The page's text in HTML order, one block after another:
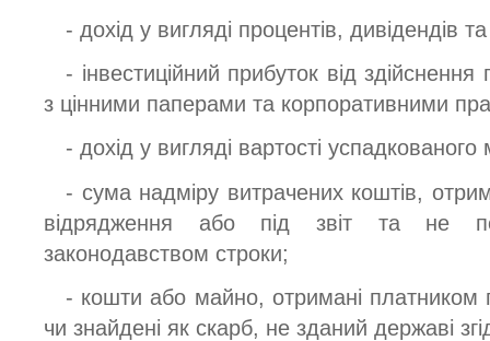
- дохід у вигляді процентів, дивідендів
- інвестиційний прибуток від
з цінними паперами та корпоративними
- дохід у вигляді вартості
- сума надміру витрачених коштів,
відрядження або під звіт та не
законодавством строки;
- кошти або майно, отримані платником
чи знайдені як скарб, не зданий державі